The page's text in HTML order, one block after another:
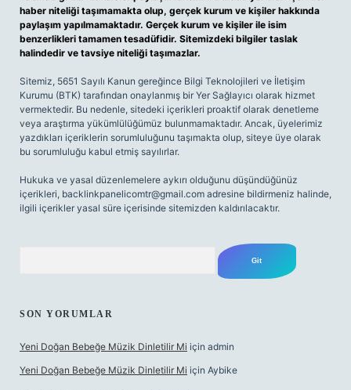
haber niteliği taşımamakta olup, gerçek kurum ve kişiler hakkında
paylaşım yapılmamaktadır. Gerçek kurum ve kişiler ile isim
benzerlikleri tamamen tesadüfidir. Sitemizdeki bilgiler taslak
halindedir ve tavsiye niteliği taşımazlar.
Sitemiz, 5651 Sayılı Kanun gereğince Bilgi Teknolojileri ve İletişim
Kurumu (BTK) tarafından onaylanmış bir Yer Sağlayıcı olarak hizmet
vermektedir. Bu nedenle, sitedeki içerikleri proaktif olarak denetleme
veya araştırma yükümlülüğümüz bulunmamaktadır. Ancak, üyelerimiz
yazdıkları içeriklerin sorumluluğunu taşımakta olup, siteye üye olarak
bu sorumluluğu kabul etmiş sayılırlar.
Hukuka ve yasal düzenlemelere aykırı olduğunu düşündüğünüz
içerikleri, backlinkpanelicomtr@gmail.com adresine bildirmeniz halinde,
ilgili içerikler yasal süre içerisinde sitemizden kaldırılacaktır.
SON YORUMLAR
Yeni Doğan Bebeğe Müzik Dinletilir Mi için admin
Yeni Doğan Bebeğe Müzik Dinletilir Mi için Aybike